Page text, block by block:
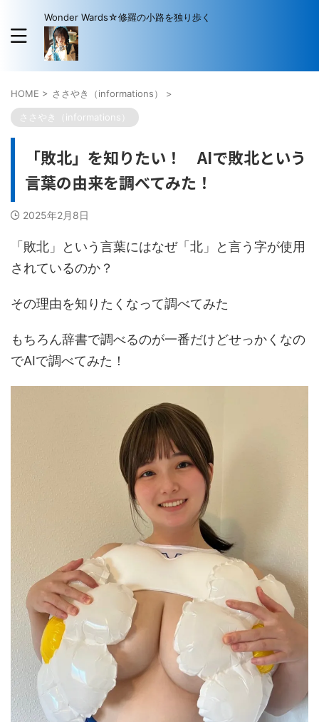
Wonder Wards☆修羅の小路を独り歩く
HOME > ささやき（informations） >
ささやき（informations）
「敗北」を知りたい！ AIで敗北という
言葉の由来を調べてみた！
2025年2月8日
「敗北」という言葉にはなぜ「北」と言う字が使用
されているのか？
その理由を知りたくなって調べてみた
もちろん辞書で調べるのが一番だけどせっかくなの
でAIで調べてみた！